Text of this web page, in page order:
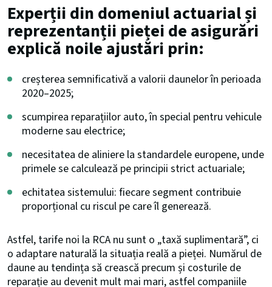
Experții din domeniul actuarial și
reprezentanții pieței de asigurări
explică noile ajustări prin:
creșterea semnificativă a valorii daunelor în perioada
2020–2025;
scumpirea reparațiilor auto, în special pentru vehicule
moderne sau electrice;
necesitatea de aliniere la standardele europene, unde
primele se calculează pe principii strict actuariale;
echitatea sistemului: fiecare segment contribuie
proporțional cu riscul pe care îl generează.
Astfel, tarife noi la RCA nu sunt o „taxă suplimentară”, ci
o adaptare naturală la situația reală a pieței. Numărul de
daune au tendința să crească precum și costurile de
reparație au devenit mult mai mari, astfel companiile